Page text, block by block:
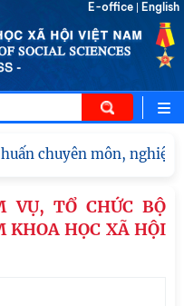
E-office English
chuyên môn, nghiệp
VỤ, TỔ CHỨC BỘ
KHOA HỌC XÃ HỘI